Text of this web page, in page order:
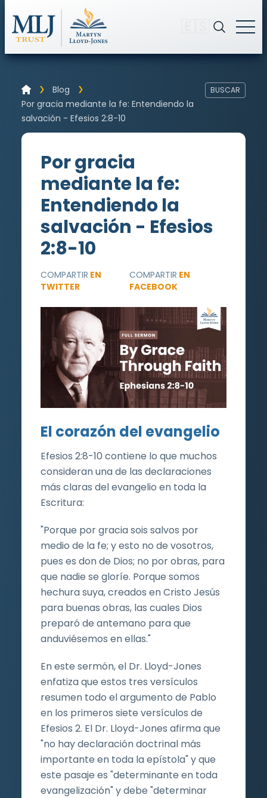
Blog
Por gracia mediante la fe: Entendiendo la
salvación - Efesios 2:8-10
BUSCAR
Por gracia
mediante la fe:
Entendiendo la
salvación - Efesios
2:8-10
COMPARTIR EN
TWITTER
COMPARTIR EN
FACEBOOK
El corazón del evangelio
Efesios 2:8-10 contiene lo que muchos
consideran una de las declaraciones
más claras del evangelio en toda la
Escritura:
"Porque por gracia sois salvos por
medio de la fe; y esto no de vosotros,
pues es don de Dios; no por obras, para
que nadie se gloríe. Porque somos
hechura suya, creados en Cristo Jesús
para buenas obras, las cuales Dios
preparó de antemano para que
anduviésemos en ellas."
En este sermón, el Dr. Lloyd-Jones
enfatiza que estos tres versículos
resumen todo el argumento de Pablo
en los primeros siete versículos de
Efesios 2. El Dr. Lloyd-Jones afirma que
"no hay declaración doctrinal más
importante en toda la epístola" y que
este pasaje es "determinante en toda
evangelización" y debe "determinar